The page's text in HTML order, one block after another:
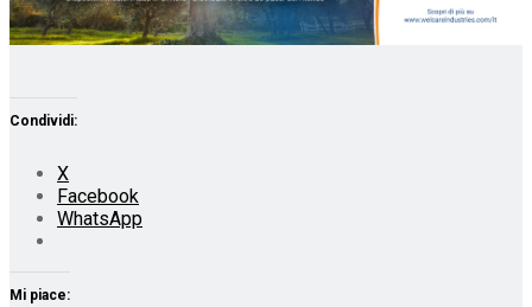
Condividi:
X
Facebook
WhatsApp
Mi piace: